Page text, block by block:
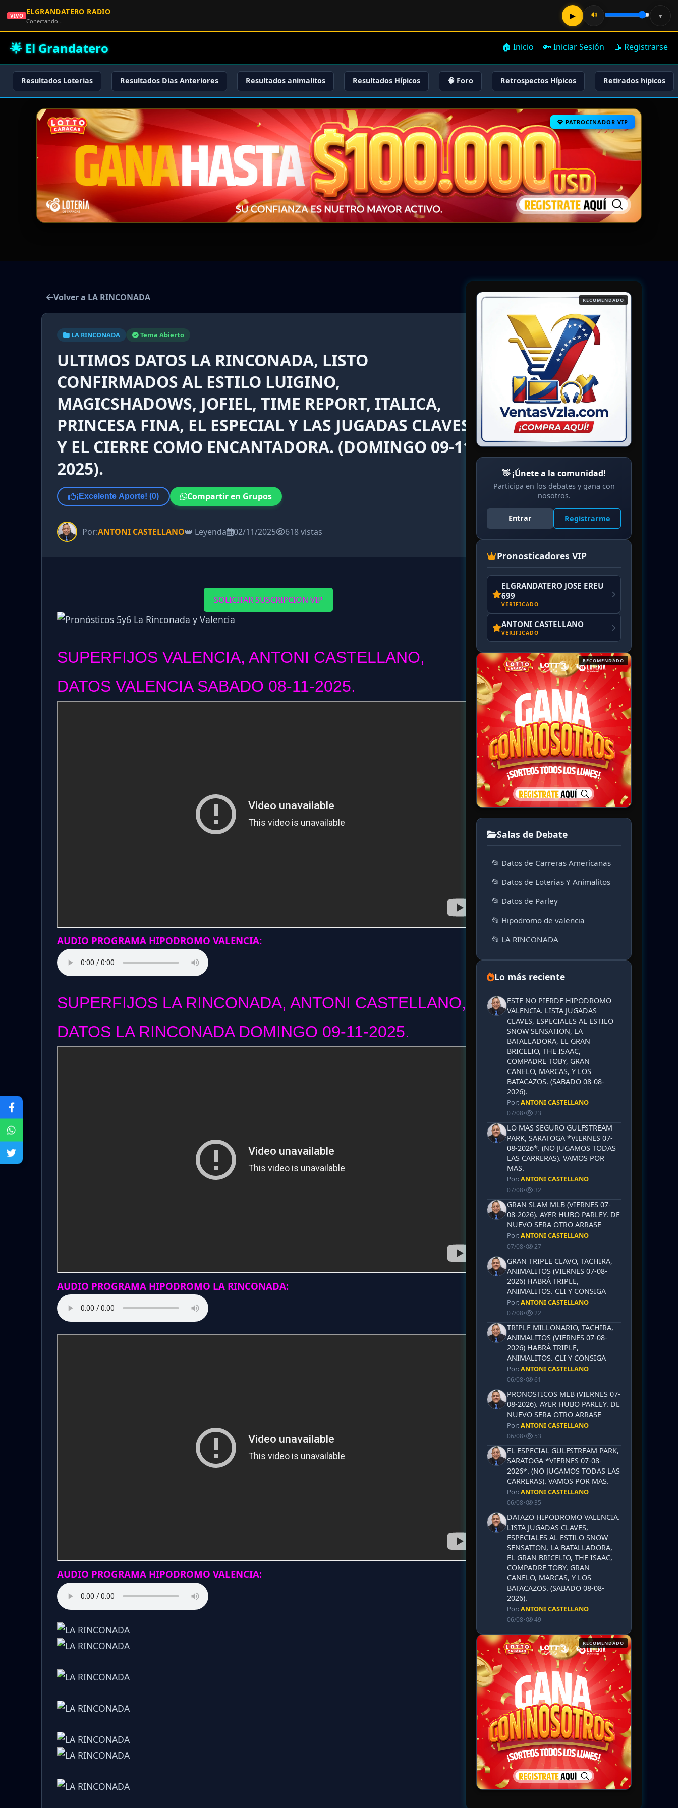
🌟 El Grandatero 🏠 Inicio 🔑 Iniciar Sesión 📝 Registrarse
Resultados Loterias Resultados Dias Anteriores Resultados animalitos Resultados Hípicos 🧠 Foro Retrospectos Hípicos Retirados hipicos
PATROCINADOR VIP
Volver a LA RINCONADA
LA RINCONADA Tema Abierto
ULTIMOS DATOS LA RINCONADA, LISTO
CONFIRMADOS AL ESTILO LUIGINO,
MAGICSHADOWS, JOFIEL, TIME REPORT, ITALICA,
PRINCESA FINA, EL ESPECIAL Y LAS JUGADAS CLAVES
Y EL CIERRE COMO ENCANTADORA. (DOMINGO 09-11-
2025).
¡Excelente Aporte! (0) Compartir en Grupos
Por:ANTONI CASTELLANO👑 Leyenda 02/11/2025 618 vistas
SOLICITAR SUSCRIPCION VIP
SUPERFIJOS VALENCIA, ANTONI CASTELLANO,
DATOS VALENCIA SABADO 08-11-2025.
AUDIO PROGRAMA HIPODROMO VALENCIA:
SUPERFIJOS LA RINCONADA, ANTONI CASTELLANO,
DATOS LA RINCONADA DOMINGO 09-11-2025.
AUDIO PROGRAMA HIPODROMO LA RINCONADA:
AUDIO PROGRAMA HIPODROMO VALENCIA:
RECOMENDADO
👋 ¡Únete a la comunidad!
Participa en los debates y gana con
nosotros.
Entrar Registrarme
Pronosticadores VIP
ELGRANDATERO JOSE EREU
699
VERIFICADO
ANTONI CASTELLANO
VERIFICADO
RECOMENDADO
Salas de Debate
📂 Datos de Carreras Americanas
📂 Datos de Loterias Y Animalitos
📂 Datos de Parley
📂 Hipodromo de valencia
📂 LA RINCONADA
Lo más reciente
ESTE NO PIERDE HIPODROMO
VALENCIA. LISTA JUGADAS
CLAVES, ESPECIALES AL ESTILO
SNOW SENSATION, LA
BATALLADORA, EL GRAN
BRICELIO, THE ISAAC,
COMPADRE TOBY, GRAN
CANELO, MARCAS, Y LOS
BATACAZOS. (SABADO 08-08-
2026).
Por:ANTONI CASTELLANO
07/08• 23
LO MAS SEGURO GULFSTREAM
PARK, SARATOGA *VIERNES 07-
08-2026*. (NO JUGAMOS TODAS
LAS CARRERAS). VAMOS POR
MAS.
Por:ANTONI CASTELLANO
07/08• 32
GRAN SLAM MLB (VIERNES 07-
08-2026). AYER HUBO PARLEY. DE
NUEVO SERA OTRO ARRASE
Por:ANTONI CASTELLANO
07/08• 27
GRAN TRIPLE CLAVO, TACHIRA,
ANIMALITOS (VIERNES 07-08-
2026) HABRÁ TRIPLE,
ANIMALITOS. CLI Y CONSIGA
Por:ANTONI CASTELLANO
07/08• 22
TRIPLE MILLONARIO, TACHIRA,
ANIMALITOS (VIERNES 07-08-
2026) HABRÁ TRIPLE,
ANIMALITOS. CLI Y CONSIGA
Por:ANTONI CASTELLANO
06/08• 61
PRONOSTICOS MLB (VIERNES 07-
08-2026). AYER HUBO PARLEY. DE
NUEVO SERA OTRO ARRASE
Por:ANTONI CASTELLANO
06/08• 53
EL ESPECIAL GULFSTREAM PARK,
SARATOGA *VIERNES 07-08-
2026*. (NO JUGAMOS TODAS LAS
CARRERAS). VAMOS POR MAS.
Por:ANTONI CASTELLANO
06/08• 35
DATAZO HIPODROMO VALENCIA.
LISTA JUGADAS CLAVES,
ESPECIALES AL ESTILO SNOW
SENSATION, LA BATALLADORA,
EL GRAN BRICELIO, THE ISAAC,
COMPADRE TOBY, GRAN
CANELO, MARCAS, Y LOS
BATACAZOS. (SABADO 08-08-
2026).
Por:ANTONI CASTELLANO
06/08• 49
RECOMENDADO
VIVO ELGRANDATERO RADIO
Conectando…
▶ 🔊 ▾